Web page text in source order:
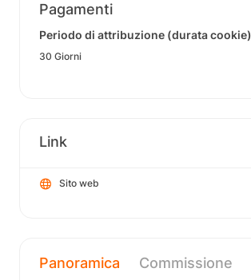
Pagamenti
Periodo di attribuzione (durata cookie)
30 Giorni
Link
Sito web
Panoramica Commissione